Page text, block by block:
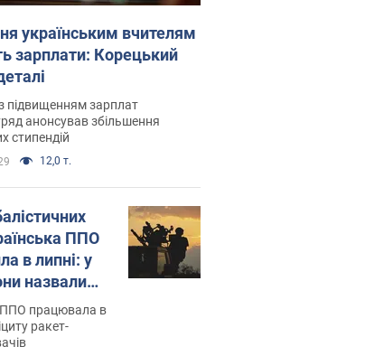
українським вчителям
зарплати: Корецький
підвищенням зарплат
анонсував збільшення
стипендій
12,0 т.
ППО
в липні: у
назвали
ППО працювала в
ракет-